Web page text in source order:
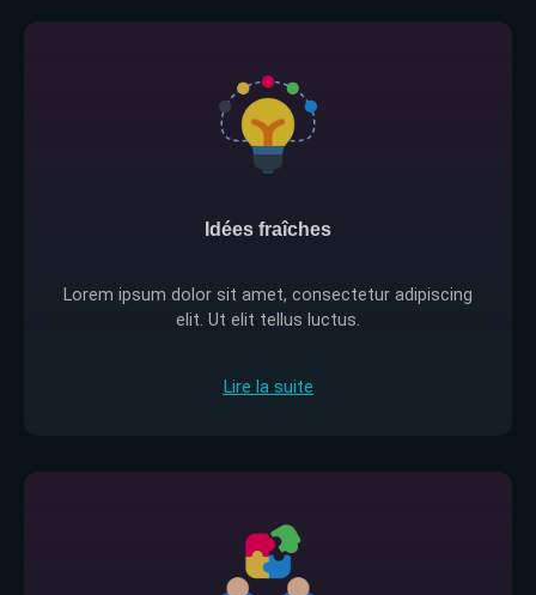
Idées fraîches
Lorem ipsum dolor sit amet, consectetur adipiscing
elit. Ut elit tellus luctus.
Lire la suite